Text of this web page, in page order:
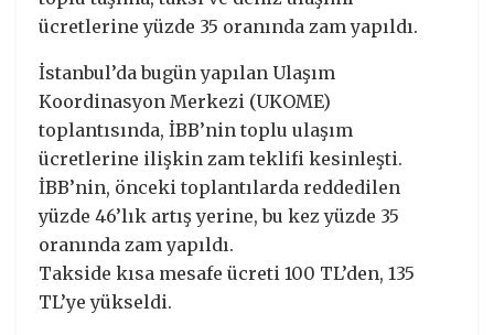
ücretlerine yüzde 35 oranında zam yapıldı.
İstanbul’da bugün yapılan Ulaşım
Koordinasyon Merkezi (UKOME)
toplantısında, İBB’nin toplu ulaşım
ücretlerine ilişkin zam teklifi kesinleşti.
İBB’nin, önceki toplantılarda reddedilen
yüzde 46’lık artış yerine, bu kez yüzde 35
oranında zam yapıldı.
Takside kısa mesafe ücreti 100 TL’den, 135
TL’ye yükseldi.